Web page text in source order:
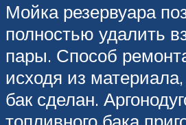
Мойка резервуара
полностью удалить
пары. Способ
исходя из материала,
бак сделан.